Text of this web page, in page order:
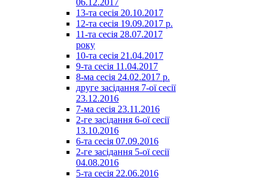
06.12.2017
13-та сесія 20.10.2017
12-та сесія 19.09.2017 р.
11-та сесія 28.07.2017
року
10-та сесія 21.04.2017
9-та сесія 11.04.2017
8-ма сесія 24.02.2017 р.
друге засідання 7-ої сесії
23.12.2016
7-ма сесія 23.11.2016
2-ге засідання 6-ої сесії
13.10.2016
6-та сесія 07.09.2016
2-ге засідання 5-ої сесії
04.08.2016
5-та сесія 22.06.2016